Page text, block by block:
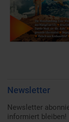
Newsletter
Newsletter
informiert bleiben!